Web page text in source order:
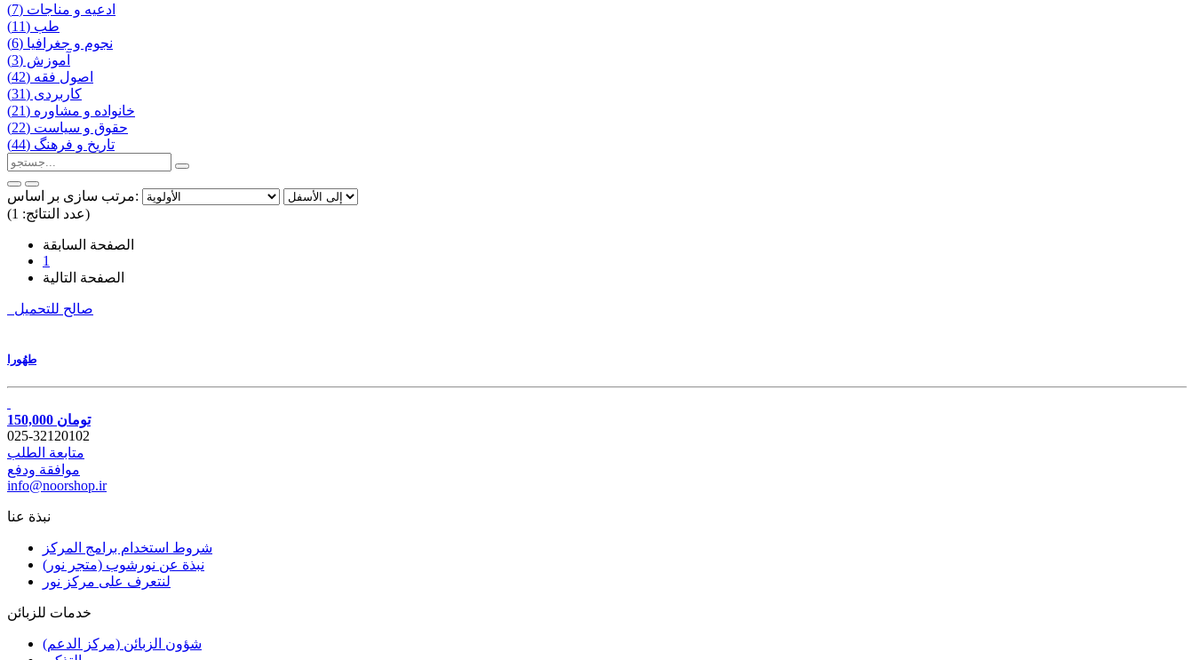
ادعیه و مناجات (7)
طب (11)
نجوم و جغرافیا (6)
آموزش (3)
اصول فقه (42)
کاربردی (31)
خانواده و مشاوره (21)
حقوق و سیاست (22)
تاریخ و فرهنگ (44)
مرتب سازی بر اساس:
(عدد النتائج: 1)
الصفحة السابقة
1
الصفحة التالية
صالح للتحميل
طهُورا
150,000 تومان
025-32120102
متابعة الطلب
موافقة ودفع
info@noorshop.ir
نبذة عنا
شروط استخدام برامج المركز
نبذة عن نورشوب (متجر نور)
لنتعرف على مركز نور
خدمات للزبائن
شؤون الزبائن (مركز الدعم)